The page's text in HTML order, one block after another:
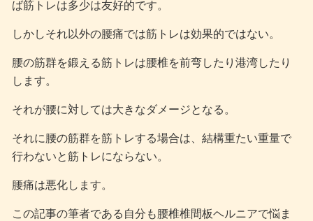
ば筋トレは多少は友好的です。
しかしそれ以外の腰痛では筋トレは効果的ではない。
腰の筋群を鍛える筋トレは腰椎を前弯したり港湾したり
します。
それが腰に対しては大きなダメージとなる。
それに腰の筋群を筋トレする場合は、結構重たい重量で
行わないと筋トレにならない。
腰痛は悪化します。
この記事の筆者である自分も腰椎椎間板ヘルニアで悩ま